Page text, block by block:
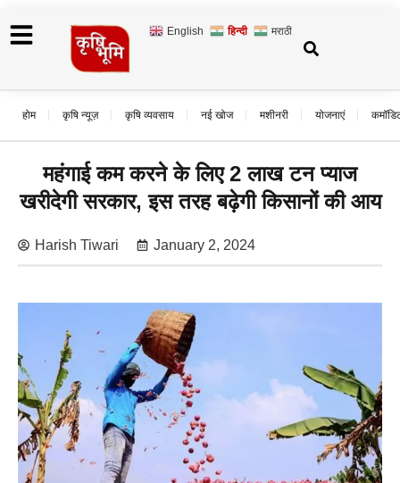
English हिन्दी मराठी
होम कृषि न्यूज़ कृषि व्यवसाय नई खोज मशीनरी योजनाएं
महंगाई कम करने के लिए 2 लाख टन प्याज
खरीदेगी सरकार, इस तरह बढ़ेगी किसानों की आय
Harish Tiwari January 2, 2024